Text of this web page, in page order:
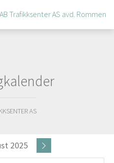
AS
2025